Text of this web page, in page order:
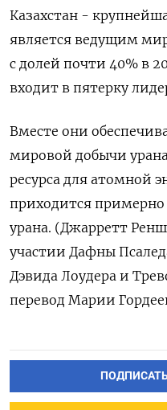
Казахстан -
является ведущим
с долей почти 40% в
входит в пятерку
Вместе они
мировой добычи
ресурса для атомной
приходится
урана. (Джарретт
участии Дафны
Дэвида Лоудера и
перевод Марии